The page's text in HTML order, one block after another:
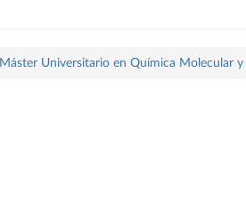
Máster Universitario en Química Molecular y